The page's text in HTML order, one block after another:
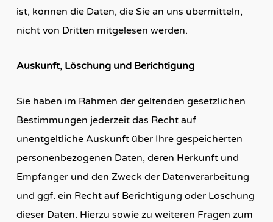
ist, können die Daten, die Sie an uns übermitteln,
nicht von Dritten mitgelesen werden.
Auskunft, Löschung und Berichtigung
Sie haben im Rahmen der geltenden gesetzlichen
Bestimmungen jederzeit das Recht auf
unentgeltliche Auskunft über Ihre gespeicherten
personenbezogenen Daten, deren Herkunft und
Empfänger und den Zweck der Datenverarbeitung
und ggf. ein Recht auf Berichtigung oder Löschung
dieser Daten. Hierzu sowie zu weiteren Fragen zum